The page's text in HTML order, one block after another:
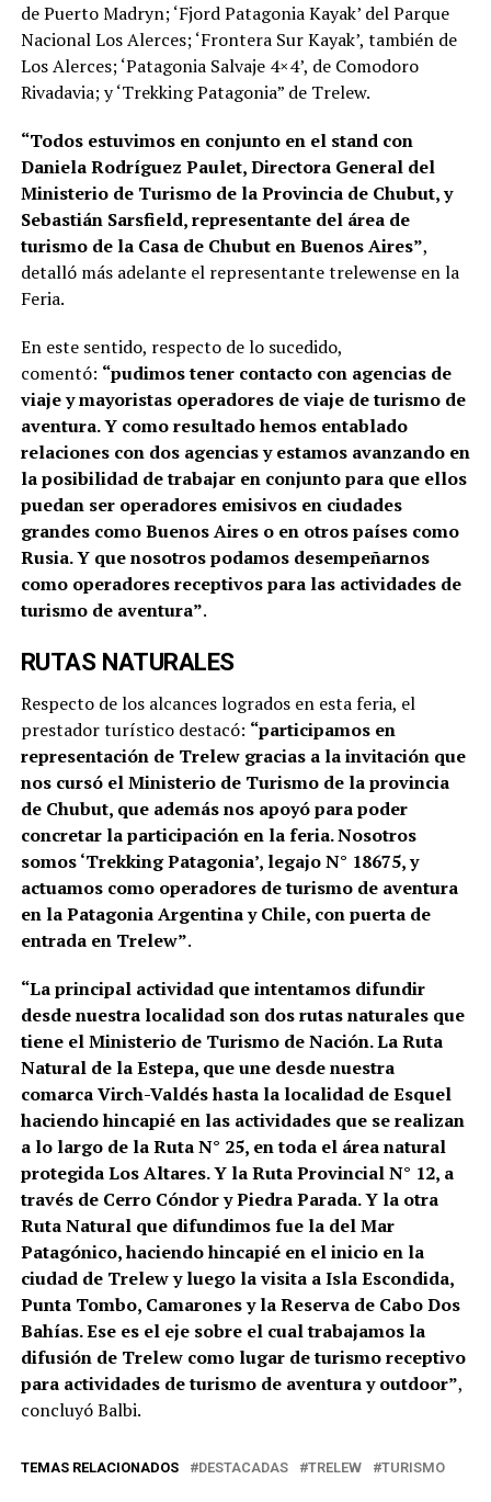
de Puerto Madryn; ‘Fjord Patagonia Kayak’ del Parque
Nacional Los Alerces; ‘Frontera Sur Kayak’, también de
Los Alerces; ‘Patagonia Salvaje 4×4’, de Comodoro
Rivadavia; y ‘Trekking Patagonia” de Trelew.
“Todos estuvimos en conjunto en el stand con
Daniela Rodríguez Paulet, Directora General del
Ministerio de Turismo de la Provincia de Chubut, y
Sebastián Sarsfield, representante del área de
turismo de la Casa de Chubut en Buenos Aires”,
detalló más adelante el representante trelewense en la
Feria.
En este sentido, respecto de lo sucedido,
comentó: “pudimos tener contacto con agencias de
viaje y mayoristas operadores de viaje de turismo de
aventura. Y como resultado hemos entablado
relaciones con dos agencias y estamos avanzando en
la posibilidad de trabajar en conjunto para que ellos
puedan ser operadores emisivos en ciudades
grandes como Buenos Aires o en otros países como
Rusia. Y que nosotros podamos desempeñarnos
como operadores receptivos para las actividades de
turismo de aventura”.
RUTAS NATURALES
Respecto de los alcances logrados en esta feria, el
prestador turístico destacó: “participamos en
representación de Trelew gracias a la invitación que
nos cursó el Ministerio de Turismo de la provincia
de Chubut, que además nos apoyó para poder
concretar la participación en la feria. Nosotros
somos ‘Trekking Patagonia’, legajo N° 18675, y
actuamos como operadores de turismo de aventura
en la Patagonia Argentina y Chile, con puerta de
entrada en Trelew”.
“La principal actividad que intentamos difundir
desde nuestra localidad son dos rutas naturales que
tiene el Ministerio de Turismo de Nación. La Ruta
Natural de la Estepa, que une desde nuestra
comarca Virch-Valdés hasta la localidad de Esquel
haciendo hincapié en las actividades que se realizan
a lo largo de la Ruta N° 25, en toda el área natural
protegida Los Altares. Y la Ruta Provincial N° 12, a
través de Cerro Cóndor y Piedra Parada. Y la otra
Ruta Natural que difundimos fue la del Mar
Patagónico, haciendo hincapié en el inicio en la
ciudad de Trelew y luego la visita a Isla Escondida,
Punta Tombo, Camarones y la Reserva de Cabo Dos
Bahías. Ese es el eje sobre el cual trabajamos la
difusión de Trelew como lugar de turismo receptivo
para actividades de turismo de aventura y outdoor”,
concluyó Balbi.
TEMAS RELACIONADOS DESTACADAS TRELEW TURISMO